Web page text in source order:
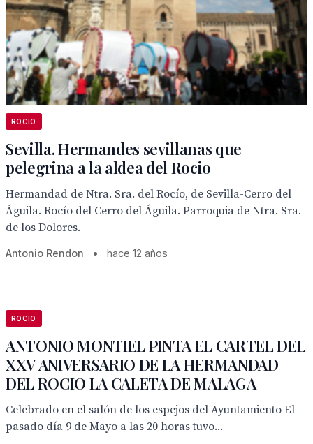
ROCIO
Sevilla. Hermandes sevillanas que
pelegrina a la aldea del Rocio
Hermandad de Ntra. Sra. del Rocío, de Sevilla-Cerro del
Águila. Rocío del Cerro del Águila. Parroquia de Ntra. Sra.
de los Dolores.
Antonio Rendon • hace 12 años
ROCIO
ANTONIO MONTIEL PINTA EL CARTEL DEL
XXV ANIVERSARIO DE LA HERMANDAD
DEL ROCIO LA CALETA DE MALAGA
Celebrado en el salón de los espejos del Ayuntamiento El
pasado día 9 de Mayo a las 20 horas tuvo...